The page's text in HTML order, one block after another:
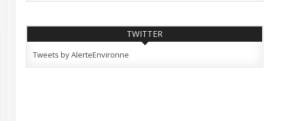
TWITTER
Tweets by AlerteEnvironne